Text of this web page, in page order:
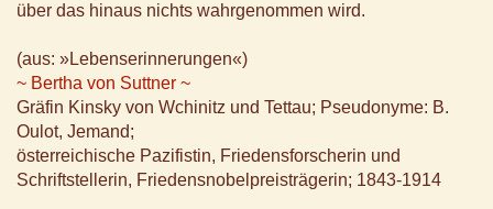
über das hinaus nichts wahrgenommen wird.
(aus: »Lebenserinnerungen«)
~ Bertha von Suttner ~
Gräfin Kinsky von Wchinitz und Tettau; Pseudonyme: B.
Oulot, Jemand;
österreichische Pazifistin, Friedensforscherin und
Schriftstellerin, Friedensnobelpreisträgerin; 1843-1914